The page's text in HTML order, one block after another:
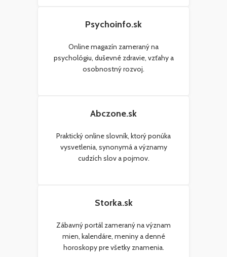
Psychoinfo.sk
Online magazín zameraný na
psychológiu, duševné zdravie, vzťahy a
osobnostný rozvoj.
Abczone.sk
Praktický online slovník, ktorý ponúka
vysvetlenia, synonymá a významy
cudzích slov a pojmov.
Storka.sk
Zábavný portál zameraný na význam
mien, kalendáre, meniny a denné
horoskopy pre všetky znamenia.